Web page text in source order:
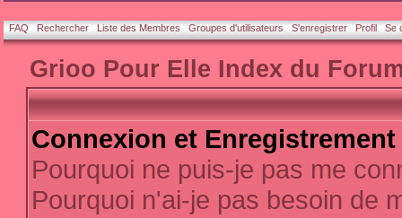
FAQ Rechercher Liste des Membres Groupes d'utilisateurs S'enregistrer Profil Se
Grioo Pour Elle Index du
Connexion et Enregistrement
Pourquoi ne puis-je pas me
Pourquoi n'ai-je pas besoin de